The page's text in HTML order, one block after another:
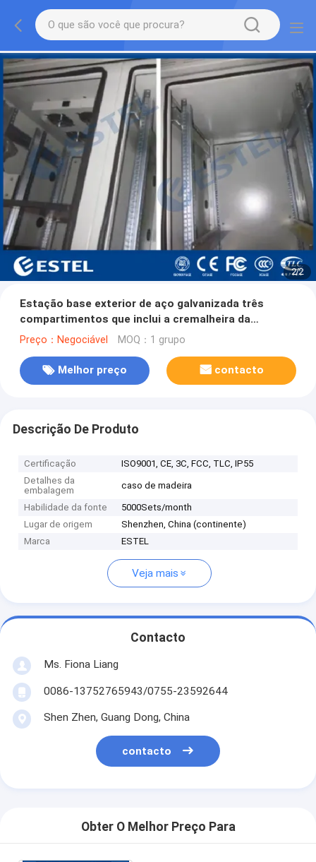
2/2
Estação base exterior de aço galvanizada três
compartimentos que inclui a cremalheira da
montagem
Preço：Negociável MOQ：1 grupo
Melhor preço contacto
Descrição De Produto
Certificação
ISO9001, CE, 3C, FCC, TLC, IP55
Detalhes da
embalagem
caso de madeira
Habilidade da fonte
5000Sets/month
Lugar de origem
Shenzhen, China (continente)
Marca
ESTEL
Veja mais
Contacto
Ms. Fiona Liang
0086-13752765943/0755-23592644
Shen Zhen, Guang Dong, China
contacto
Obter O Melhor Preço Para